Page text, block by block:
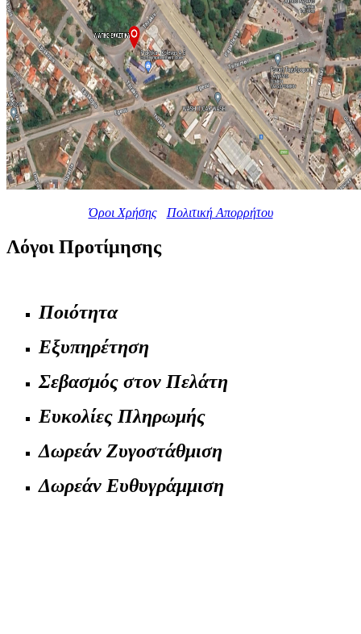
Όροι Χρήσης Πολιτική Απορρήτου
Λόγοι Προτίμησης
Ποιότητα
Εξυπηρέτηση
Σεβασμός στον Πελάτη
Ευκολίες Πληρωμής
Δωρεάν Ζυγοστάθμιση
Δωρεάν Ευθυγράμμιση